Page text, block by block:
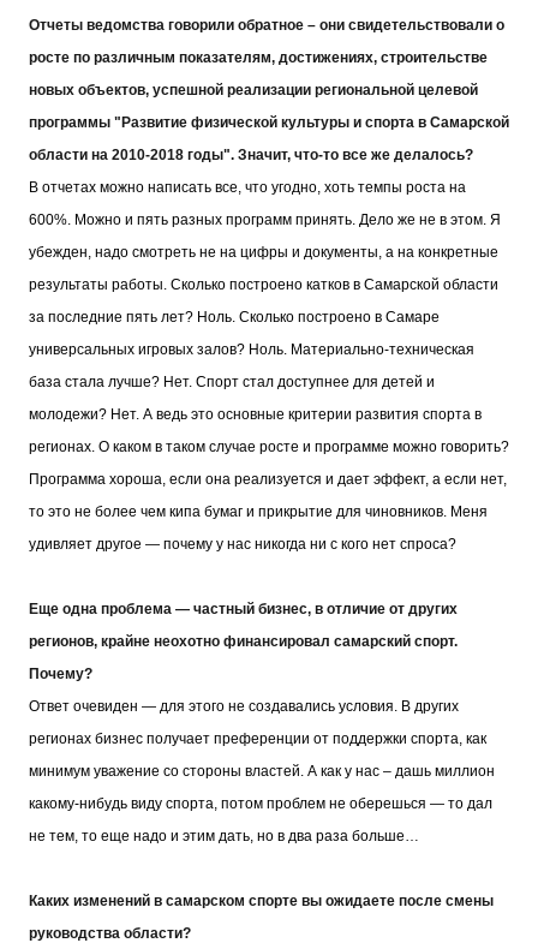
Отчеты ведомства говорили обратное – они свидетельствовали о
росте по различным показателям, достижениях, строительстве
новых объектов, успешной реализации региональной целевой
программы "Развитие физической культуры и спорта в Самарской
области на 2010-2018 годы". Значит, что-то все же делалось?
В отчетах можно написать все, что угодно, хоть темпы роста на
600%. Можно и пять разных программ принять. Дело же не в этом. Я
убежден, надо смотреть не на цифры и документы, а на конкретные
результаты работы. Сколько построено катков в Самарской области
за последние пять лет? Ноль. Сколько построено в Самаре
универсальных игровых залов? Ноль. Материально-техническая
база стала лучше? Нет. Спорт стал доступнее для детей и
молодежи? Нет. А ведь это основные критерии развития спорта в
регионах. О каком в таком случае росте и программе можно говорить?
Программа хороша, если она реализуется и дает эффект, а если нет,
то это не более чем кипа бумаг и прикрытие для чиновников. Меня
удивляет другое — почему у нас никогда ни с кого нет спроса?
Еще одна проблема — частный бизнес, в отличие от других
регионов, крайне неохотно финансировал самарский спорт.
Почему?
Ответ очевиден — для этого не создавались условия. В других
регионах бизнес получает преференции от поддержки спорта, как
минимум уважение со стороны властей. А как у нас – дашь миллион
какому-нибудь виду спорта, потом проблем не оберешься — то дал
не тем, то еще надо и этим дать, но в два раза больше…
Каких изменений в самарском спорте вы ожидаете после смены
руководства области?